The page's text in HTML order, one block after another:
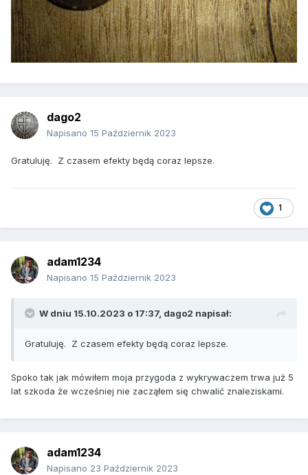
dago2
Napisano 15 Październik 2023
Gratuluję. Z czasem efekty będą coraz lepsze.
1
adam1234
Napisano 15 Październik 2023
W dniu 15.10.2023 o 17:37, dago2 napisał:
Gratuluję. Z czasem efekty będą coraz lepsze.
Spoko tak jak mówiłem moja przygoda z wykrywaczem trwa już 5
lat szkoda że wcześniej nie zacząłem się chwalić znaleziskami.
adam1234
Napisano 23 Październik 2023